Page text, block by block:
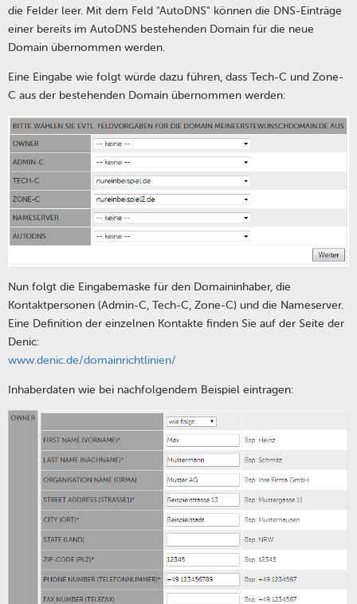
die Felder leer. Mit dem Feld "AutoDNS" können die DNS-Einträge
einer bereits im AutoDNS bestehenden Domain für die neue
Domain übernommen werden.
Eine Eingabe wie folgt würde dazu führen, dass Tech-C und Zone-
C aus der bestehenden Domain übernommen werden:
Nun folgt die Eingabemaske für den Domaininhaber, die
Kontaktpersonen (Admin-C, Tech-C, Zone-C) und die Nameserver.
Eine Definition der einzelnen Kontakte finden Sie auf der Seite der
Denic:
www.denic.de/domainrichtlinien/
Inhaberdaten wie bei nachfolgendem Beispiel eintragen: